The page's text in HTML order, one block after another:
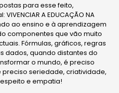
para esse feito,
A EDUCAÇÃO NA
ao ensino e à aprendizagem
componentes que vão muito
Fórmulas, gráficos, regras
dados, quando distantes do
o mundo, é preciso
seriedade, criatividade,
e empatia!